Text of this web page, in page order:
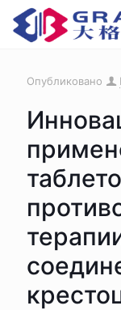
Опубликовано